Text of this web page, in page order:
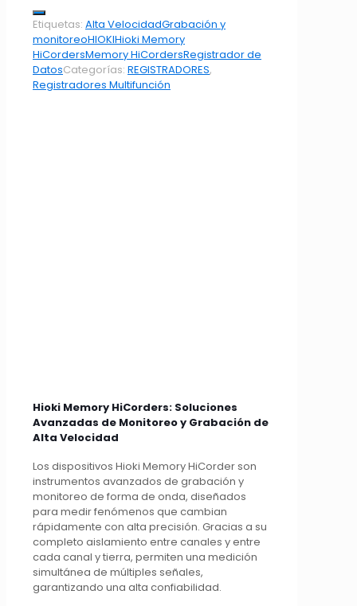
Etiquetas: Alta VelocidadGrabación y
monitoreoHIOKIHioki Memory
HiCordersMemory HiCordersRegistrador de
DatosCategorías: REGISTRADORES,
Registradores Multifunción
Hioki Memory HiCorders: Soluciones
Avanzadas de Monitoreo y Grabación de
Alta Velocidad
Los dispositivos Hioki Memory HiCorder son
instrumentos avanzados de grabación y
monitoreo de forma de onda, diseñados
para medir fenómenos que cambian
rápidamente con alta precisión. Gracias a su
completo aislamiento entre canales y entre
cada canal y tierra, permiten una medición
simultánea de múltiples señales,
garantizando una alta confiabilidad.